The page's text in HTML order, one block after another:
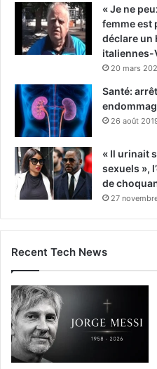
« Je ne
femme est
déclare un
italiennes-
20 mars
Santé:
26 août
« Il urinait
sexuels »,
de
27
Recent Tech News